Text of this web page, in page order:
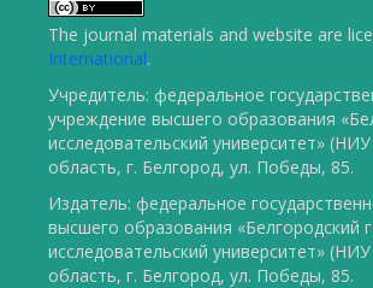
The journal materials and website are
International.
Учредитель: федеральное
учреждение высшего образования
исследовательский университет»
область, г. Белгород, ул. Победы, 85.
Издатель: федеральное
высшего образования «Белгородский
исследовательский университет»
область, г. Белгород, ул. Победы, 85.